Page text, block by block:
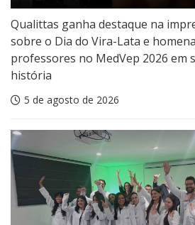
Qualittas ganha destaque na
sobre o Dia do Vira-Lata e
professores no MedVep 2026 em
história
5 de agosto de 2026